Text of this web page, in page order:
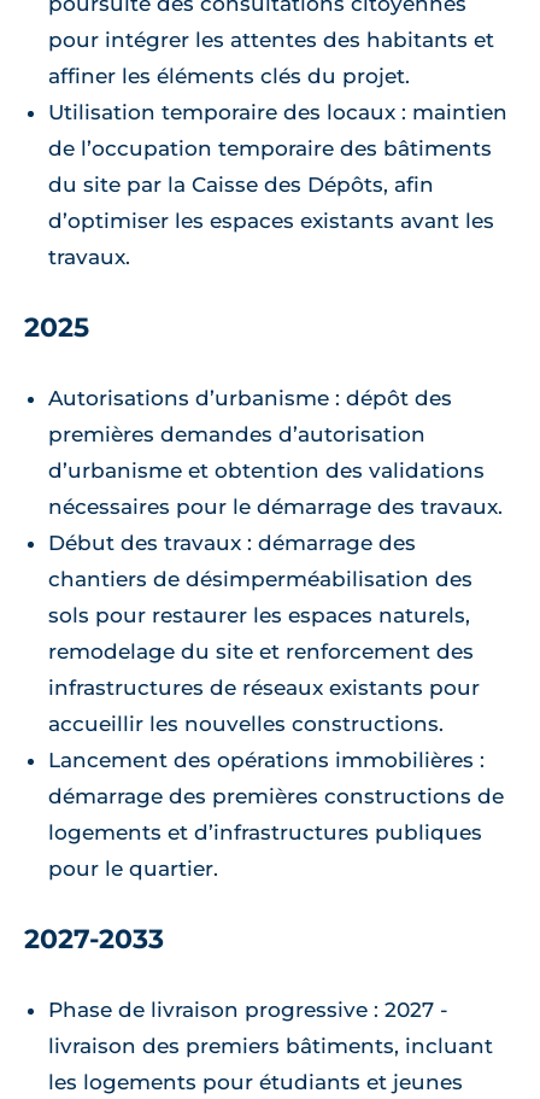
pour intégrer les attentes des habitants et
affiner les éléments clés du projet.
Utilisation temporaire des locaux : maintien
de l’occupation temporaire des bâtiments
du site par la Caisse des Dépôts, afin
d’optimiser les espaces existants avant les
travaux.
2025
Autorisations d’urbanisme : dépôt des
premières demandes d’autorisation
d’urbanisme et obtention des validations
nécessaires pour le démarrage des travaux.
Début des travaux : démarrage des
chantiers de désimperméabilisation des
sols pour restaurer les espaces naturels,
remodelage du site et renforcement des
infrastructures de réseaux existants pour
accueillir les nouvelles constructions.
Lancement des opérations immobilières :
démarrage des premières constructions de
logements et d’infrastructures publiques
pour le quartier.
2027-2033
Phase de livraison progressive : 2027 -
livraison des premiers bâtiments, incluant
les logements pour étudiants et jeunes